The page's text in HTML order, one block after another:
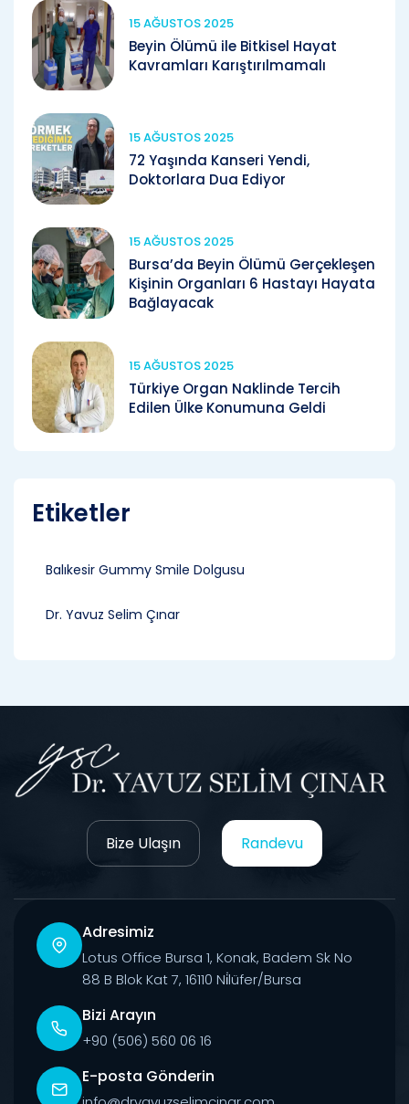
15 AĞUSTOS 2025
Beyin Ölümü ile Bitkisel Hayat
Kavramları Karıştırılmamalı
15 AĞUSTOS 2025
72 Yaşında Kanseri Yendi,
Doktorlara Dua Ediyor
15 AĞUSTOS 2025
Bursa’da Beyin Ölümü Gerçekleşen
Kişinin Organları 6 Hastayı Hayata
Bağlayacak
15 AĞUSTOS 2025
Türkiye Organ Naklinde Tercih
Edilen Ülke Konumuna Geldi
Etiketler
Balıkesir Gummy Smile Dolgusu
Dr. Yavuz Selim Çınar
Bize Ulaşın Randevu
Adresimiz
Lotus Office Bursa 1, Konak, Badem Sk No
88 B Blok Kat 7, 16110 Ni̇lüfer/Bursa
Bizi Arayın
+90 (506) 560 06 16
E-posta Gönderin